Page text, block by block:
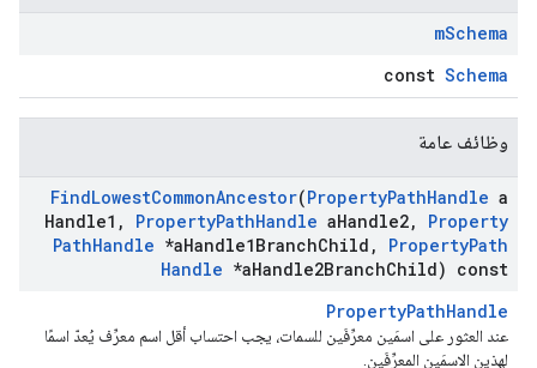
mSchema
const Schema
وظائف عامة
FindLowestCommonAncestor(PropertyPathHandle a
Handle1 , PropertyPathHandle aHandle2,
Property
PathHandle *aHandle1BranchChild , PropertyPath
Handle *aHandle2BranchChild) const
PropertyPathHandle
عند العثور على اسمَين معرِّفَين للسمات، يجب احتساب أقل اسم معرِّف يُعدّ اسمًا
لهذين الاسمَين المعرِّفَين.